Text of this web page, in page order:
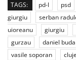
TAGS: pd-l psd
giurgiu
serban
uioreanu
giurgiu
gurzau
daniel buda
vasile soporan